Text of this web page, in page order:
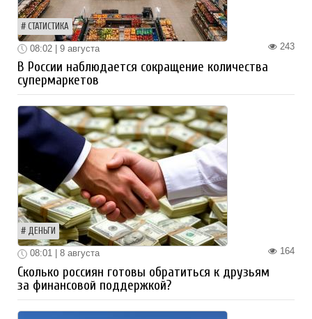
СТАТИСТИКА
243
08:02 | 9 августа
В России наблюдается сокращение количества
супермаркетов
ДЕНЬГИ
164
08:01 | 8 августа
Сколько россиян готовы обратиться к друзьям
за финансовой поддержкой?